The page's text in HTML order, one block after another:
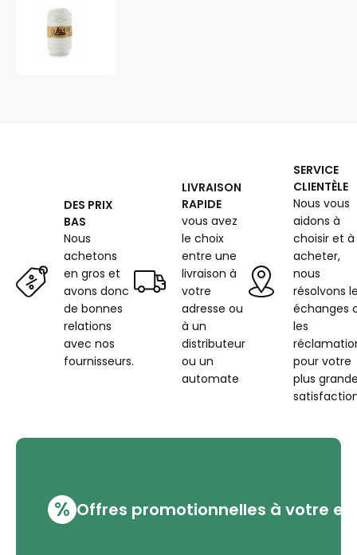
DES PRIX
BAS
Nous
achetons
en gros et
avons donc
de bonnes
relations
avec nos
fournisseurs.
LIVRAISON
RAPIDE
vous avez
le choix
entre une
livraison à
votre
adresse ou
à un
distributeur
ou un
automate
SERVICE
CLIENTÈLE
Nous vous
aidons à
choisir et à
acheter,
nous
résolvons
échanges
les
pour votre
plus
% Offres promotionnelles à votre